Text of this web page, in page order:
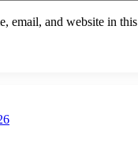
email, and website in